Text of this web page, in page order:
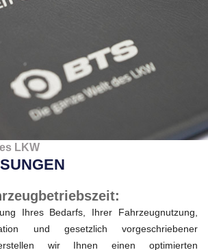
LKW
Ihres Bedarfs, Ihrer Fahrzeugnutzung,
und gesetzlich vorgeschriebener
erstellen wir Ihnen einen optimierten